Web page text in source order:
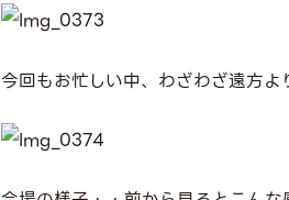
今回もお忙しい中、わざわざ遠方よ